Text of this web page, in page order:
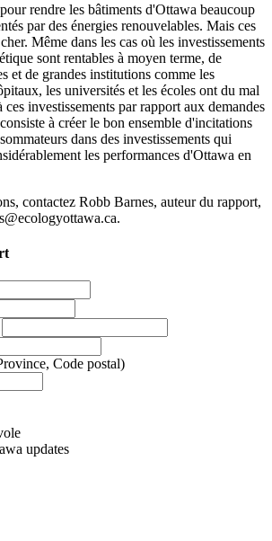
rendre les bâtiments d'Ottawa beaucoup
par des énergies renouvelables. Mais ces
Même dans les cas où les investissements
sont rentables à moyen terme, de
et de grandes institutions comme les
les universités et les écoles ont du mal
investissements par rapport aux demandes
à créer le bon ensemble d'incitations
dans des investissements qui
les performances d'Ottawa en
contactez Robb Barnes, auteur du rapport,
.
Code postal)
updates